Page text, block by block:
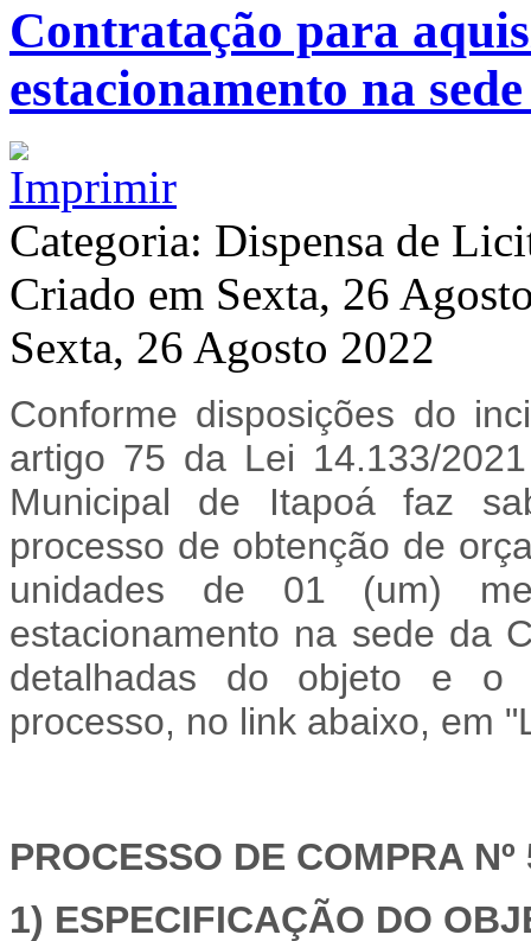
Contratação para
estacionamento na
Categoria: Dispensa de
Criado em Sexta, 26
Sexta, 26 Agosto 2022
Conforme disposições do
artigo 75 da Lei 14.133/
Municipal de Itapoá faz
processo de obtenção de
unidades de 01 (um)
estacionamento na sede da
detalhadas do objeto e o
processo, no link abaixo, em
PROCESSO DE COMPRA Nº
1) ESPECIFICAÇÃO DO